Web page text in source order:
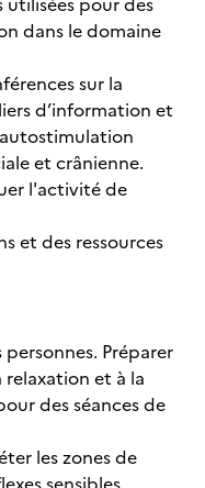
dans le domaine
sur la
d’information et
et crânienne.
l'activité de
et des ressources
Préparer
relaxation et à la
des séances de
les zones de